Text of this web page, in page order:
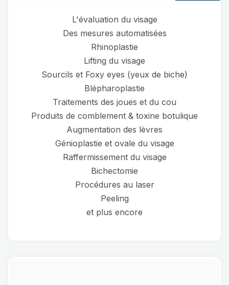
L'évaluation du visage
Des mesures automatisées
Rhinoplastie
Lifting du visage
Sourcils et Foxy eyes (yeux de biche)
Blépharoplastie
Traitements des joues et du cou
Produits de comblement & toxine botulique
Augmentation des lèvres
Génioplastie et ovale du visage
Raffermissement du visage
Bichectomie
Procédures au laser
Peeling
et plus encore